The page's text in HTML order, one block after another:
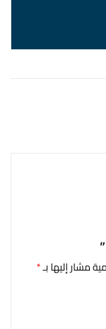
مشار إليها بـ*